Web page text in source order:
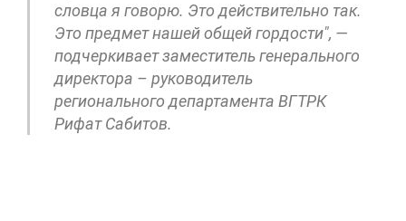
словца я говорю. Это действительно так.
Это предмет нашей общей гордости", —
подчеркивает заместитель генерального
директора – руководитель
регионального департамента ВГТРК
Рифат Сабитов.